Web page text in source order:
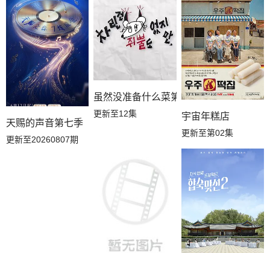
天赐的声音第七季
更新至20260807期
虽然没准备什么菜第四季
更新至12集 宇宙年糕店
更新至第02集